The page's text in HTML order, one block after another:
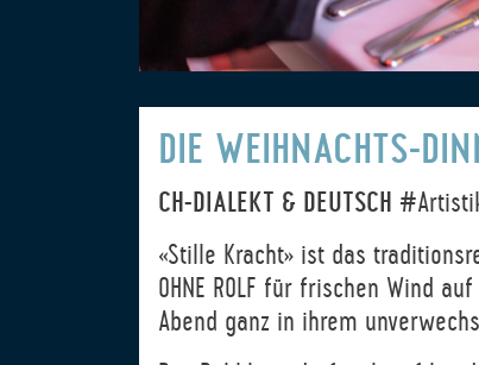
DIE WEIHNACHTS-
CH-DIALEKT & DEUTSCH
«Stille Kracht» ist das
OHNE ROLF für frischen Wind
Abend ganz in ihrem